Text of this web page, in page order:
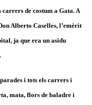
de costum a Gata. A
Alberto Caselles, l’emèrit
ja que era un asidu
i tots els carrers i
mata, flors de baladre i